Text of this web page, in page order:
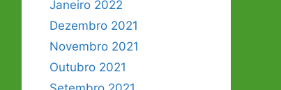
Janeiro 2022
Dezembro 2021
Novembro 2021
Outubro 2021